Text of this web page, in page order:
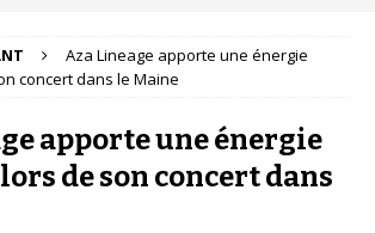
Aza Lineage apporte une énergie
concert dans le Maine
apporte une énergie
de son concert dans